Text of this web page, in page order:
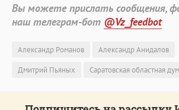
Вы можете прислать сообщения,
наш телеграм-бот @Vz_feedbot
Александр Романов
Александр Анидалов
Дмитрий Пьяных
Саратовская областная